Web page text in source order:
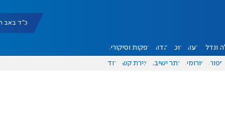
כ"ד באב תשפ"ו
ונדל"ן דעות אוכל יהדות הפקות וסיקורים
ספורט פורומים אתר ישיבה יצירת קשר עוד